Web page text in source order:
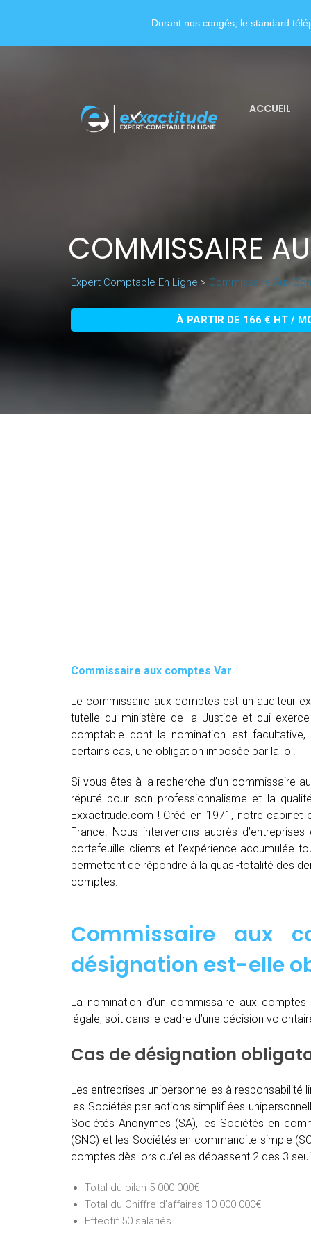
ACCUEIL
COMMISSAIRE
Expert Comptable En Ligne > Commissaire Aux
À PARTIR DE 166 € HT /
Commissaire aux comptes Var
Le commissaire aux comptes est un auditeur
tutelle du ministère de la Justice et qui exerce
comptable dont la nomination est
certains cas, une obligation imposée par la loi.
Si vous êtes à la recherche d’un commissaire
réputé pour son professionnalisme et la
Exxactitude.com ! Créé en 1971, notre
France. Nous intervenons auprès
portefeuille clients et l’expérience accumulée
permettent de répondre à la quasi-totalité des
comptes.
Commissaire aux
désignation est-elle
La nomination d’un commissaire aux comptes
légale, soit dans le cadre d’une décision
Cas de désignation
Les entreprises unipersonnelles à responsabilité
les Sociétés par actions simplifiées
Sociétés Anonymes (SA), les Sociétés en
(SNC) et les Sociétés en commandite simple
comptes dès lors qu’elles dépassent 2 des 3
Total du bilan 5 000 000€
Total du Chiffre d’affaires 10 000 000€
Effectif 50 salariés
Durant nos congés, le standard